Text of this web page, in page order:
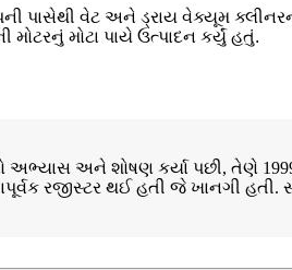
પાસેથી વેટ અને ડ્રાય વેક્યૂમ
મોટા પાયે ઉત્પાદન કર્યું હતું.
અને શોષણ કર્યા પછી, તેણે
રજીસ્ટર થઈ હતી જે ખાનગી